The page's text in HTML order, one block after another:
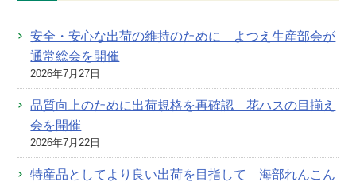
安全・安心な出荷の維持のために よつえ生産部会が
通常総会を開催
2026年7月27日
品質向上のために出荷規格を再確認 花ハスの目揃え
会を開催
2026年7月22日
特産品としてより良い出荷を目指して 海部れんこん